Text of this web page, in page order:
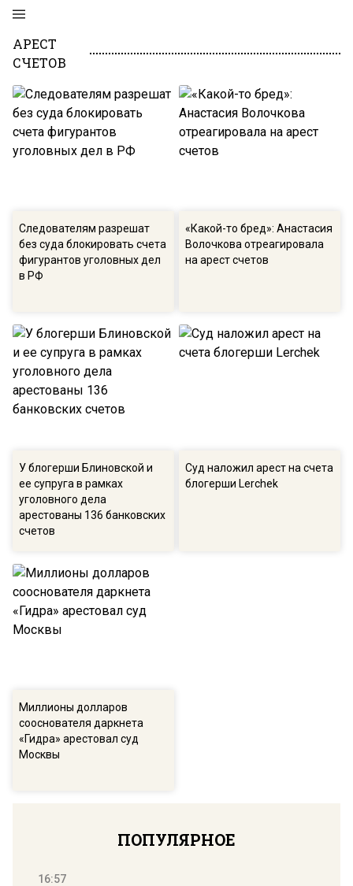
АРЕСТ
СЧЕТОВ
Следователям разрешат
без суда блокировать счета
фигурантов уголовных дел
в РФ
«Какой-то бред»: Анастасия
Волочкова отреагировала
на арест счетов
У блогерши Блиновской и
ее супруга в рамках
уголовного дела
арестованы 136 банковских
счетов
Суд наложил арест на счета
блогерши Lerchek
Миллионы долларов
сооснователя даркнета
«Гидра» арестовал суд
Москвы
ПОПУЛЯРНОЕ
16:57